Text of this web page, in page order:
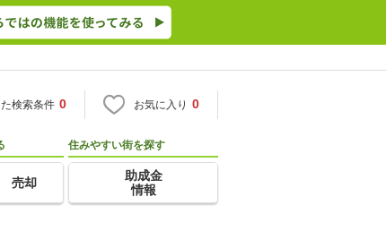
検索条件 0 お気に入り 0
売却
住みやすい街を探す
助成金
情報